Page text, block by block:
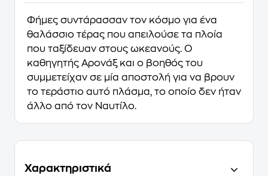
Φήμες συντάρασσαν τον κόσμο για ένα
θαλάσσιο τέρας που απειλούσε τα πλοία
που ταξίδευαν στους ωκεανούς. Ο
καθηγητής Αρονάξ και ο βοηθός του
συμμετείχαν σε μία αποστολή για να βρουν
το τεράστιο αυτό πλάσμα, το οποίο δεν ήταν
άλλο από τον Ναυτίλο.
Χαρακτηριστικά